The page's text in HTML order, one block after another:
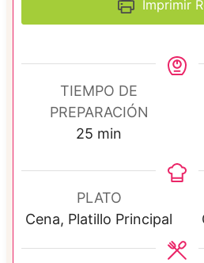
Imprimir
TIEMPO DE
PREPARACIÓN
25 m
n
u
t
min
PLATO
Cena, Platillo Principal